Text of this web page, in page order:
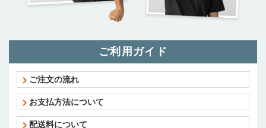
ご利用ガイド
ご注文の流れ
お支払方法について
配送料について